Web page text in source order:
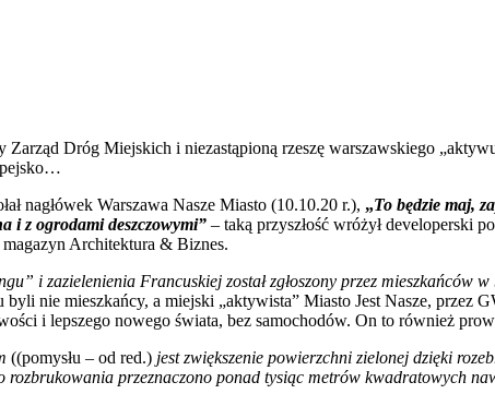
Zarząd Dróg Miejskich i niezastąpioną rzeszę warszawskiego
nagłówek Warszawa Nasze Miasto (10.10.20 r.), „To będzie maj,
i z ogrodami deszczowymi” – taką przyszłość wróżył developerski
magazyn Architektura & Biznes.
i zazielenienia Francuskiej został zgłoszony przez mieszkańców
byli nie mieszkańcy, a miejski „aktywista” Miasto Jest Nasze,
i lepszego nowego świata, bez samochodów. On to również
((pomysłu – od red.) jest zwiększenie powierzchni zielonej dzięki
rozbrukowania przeznaczono ponad tysiąc metrów kwadratowych